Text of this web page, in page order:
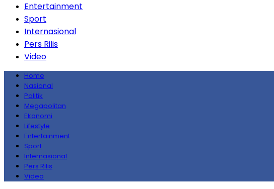
Entertainment
Sport
Internasional
Pers Rilis
Video
Home
Nasional
Politik
Megapolitan
Ekonomi
Lifestyle
Entertainment
Sport
Internasional
Pers Rilis
Video